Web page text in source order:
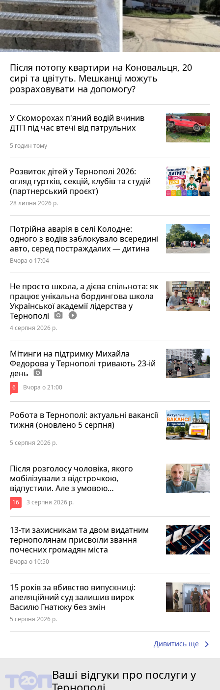
Після потопу квартири на Коновальця, 20
сирі та цвітуть. Мешканці можуть
розраховувати на допомогу?
У Скоморохах п'яний водій вчинив
ДТП під час втечі від патрульних
5 годин тому
Розвиток дітей у Тернополі 2026:
огляд гуртків, секцій, клубів та студій
(партнерський проєкт)
28 липня 2026 р.
Потрійна аварія в селі Колодне:
одного з водіїв заблокувало всередині
авто, серед постраждалих — дитина
Вчора о 17:04
Не просто школа, а дієва спільнота: як
працює унікальна бордингова школа
Української академії лідерства у
Тернополі photo_camera play_circle_filled
4 серпня 2026 р.
Мітинги на підтримку Михайла
Федорова у Тернополі тривають 23-ій
день photo_camera
6 Вчора о 21:00
Робота в Тернополі: актуальні вакансії
тижня (оновлено 5 серпня)
5 серпня 2026 р.
Після розголосу чоловіка, якого
мобілізували з відстрочкою,
відпустили. Але з умовою…
16 3 серпня 2026 р.
13-ти захисникам та двом видатним
тернополянам присвоїли звання
почесних громадян міста
Вчора о 10:50
15 років за вбивство випускниці:
апеляційний суд залишив вирок
Василю Гнатюку без змін
5 серпня 2026 р.
Дивитись ще keyboard_arrow_right
Ваші відгуки про послуги у